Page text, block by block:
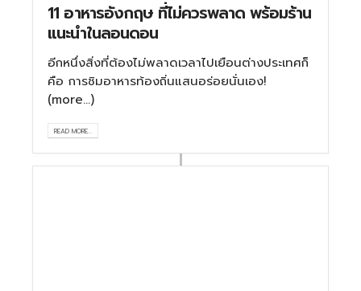
11 อาหารอังกฤษ ที่ไม่ควรพลาด พร้อมร้าน
แนะนำในลอนดอน
อีกหนึ่งสิ่งที่ต้องไม่พลาดเวลาไปเยือนต่างประเทศก็
คือ การชิมอาหารท้องถิ่นแสนอร่อยนั่นเอง!
(more…)
READ MORE...